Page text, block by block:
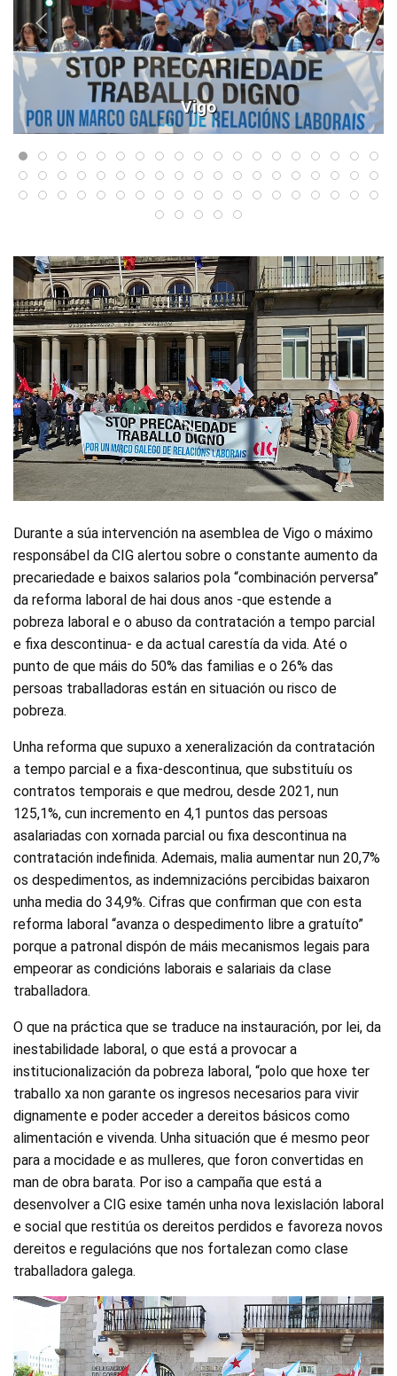
Vigo
Durante a súa intervención na asemblea de Vigo o máximo
responsábel da CIG alertou sobre o constante aumento da
precariedade e baixos salarios pola “combinación perversa”
da reforma laboral de hai dous anos -que estende a
pobreza laboral e o abuso da contratación a tempo parcial
e fixa descontinua- e da actual carestía da vida. Até o
punto de que máis do 50% das familias e o 26% das
persoas traballadoras están en situación ou risco de
pobreza.
Unha reforma que supuxo a xeneralización da contratación
a tempo parcial e a fixa-descontinua, que substituíu os
contratos temporais e que medrou, desde 2021, nun
125,1%, cun incremento en 4,1 puntos das persoas
asalariadas con xornada parcial ou fixa descontinua na
contratación indefinida. Ademais, malia aumentar nun 20,7%
os despedimentos, as indemnizacións percibidas baixaron
unha media do 34,9%. Cifras que confirman que con esta
reforma laboral “avanza o despedimento libre a gratuíto”
porque a patronal dispón de máis mecanismos legais para
empeorar as condicións laborais e salariais da clase
traballadora.
O que na práctica que se traduce na instauración, por lei, da
inestabilidade laboral, o que está a provocar a
institucionalización da pobreza laboral, “polo que hoxe ter
traballo xa non garante os ingresos necesarios para vivir
dignamente e poder acceder a dereitos básicos como
alimentación e vivenda. Unha situación que é mesmo peor
para a mocidade e as mulleres, que foron convertidas en
man de obra barata. Por iso a campaña que está a
desenvolver a CIG esixe tamén unha nova lexislación laboral
e social que restitúa os dereitos perdidos e favoreza novos
dereitos e regulacións que nos fortalezan como clase
traballadora galega.